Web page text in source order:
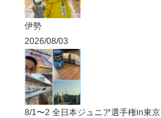
伊勢
2026/08/03
8/1〜2 全日本ジュニア選手権in東京